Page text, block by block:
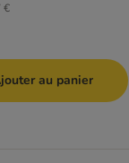
€
au panier